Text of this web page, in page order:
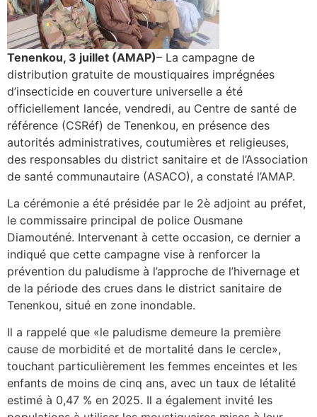
Tenenkou, 3 juillet (AMAP)– La campagne de
distribution gratuite de moustiquaires imprégnées
d’insecticide en couverture universelle a été
officiellement lancée, vendredi, au Centre de santé de
référence (CSRéf) de Tenenkou, en présence des
autorités administratives, coutumières et religieuses,
des responsables du district sanitaire et de l’Association
de santé communautaire (ASACO), a constaté l’AMAP.
La cérémonie a été présidée par le 2è adjoint au préfet,
le commissaire principal de police Ousmane
Diamouténé. Intervenant à cette occasion, ce dernier a
indiqué que cette campagne vise à renforcer la
prévention du paludisme à l’approche de l’hivernage et
de la période des crues dans le district sanitaire de
Tenenkou, situé en zone inondable.
Il a rappelé que «le paludisme demeure la première
cause de morbidité et de mortalité dans le cercle»,
touchant particulièrement les femmes enceintes et les
enfants de moins de cinq ans, avec un taux de létalité
estimé à 0,47 % en 2025. Il a également invité les